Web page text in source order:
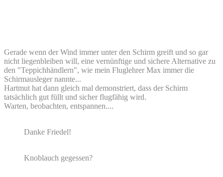
Gerade wenn der Wind immer unter den Schirm greift und so gar
nicht liegenbleiben will, eine vernünftige und sichere Alternative zu
den "Teppichhändlern", wie mein Fluglehrer Max immer die
Schirmausleger nannte...
Hartmut hat dann gleich mal demonstriert, dass der Schirm
tatsächlich gut füllt und sicher flugfähig wird.
Warten, beobachten, entspannen....
Danke Friedel!
Knoblauch gegessen?